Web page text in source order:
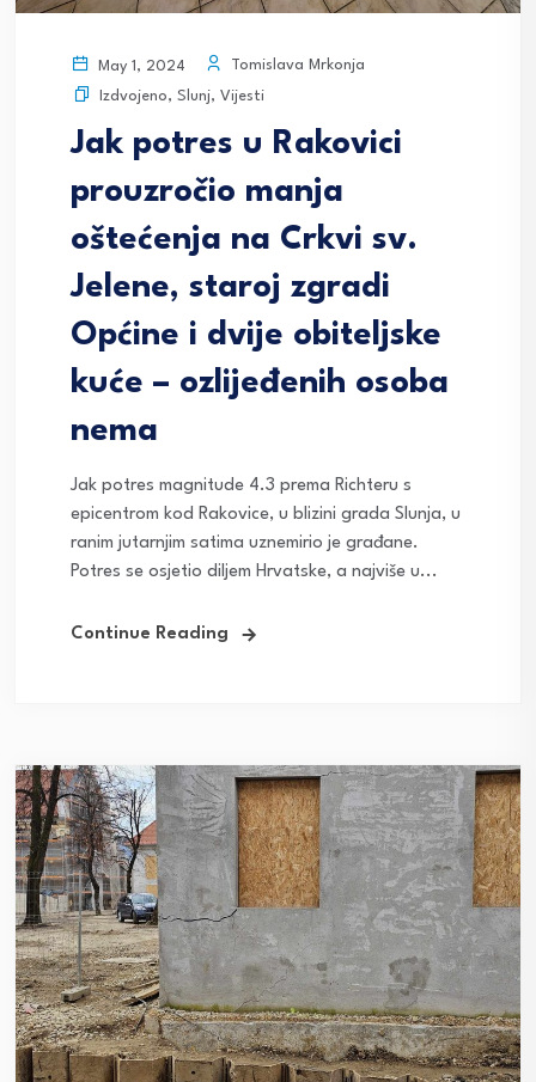
May 1, 2024
Tomislava Mrkonja
Izdvojeno, Slunj, Vijesti
Jak potres u Rakovici
prouzročio manja
oštećenja na Crkvi sv.
Jelene, staroj zgradi
Općine i dvije obiteljske
kuće – ozlijeđenih osoba
nema
Jak potres magnitude 4.3 prema Richteru s
epicentrom kod Rakovice, u blizini grada Slunja, u
ranim jutarnjim satima uznemirio je građane.
Potres se osjetio diljem Hrvatske, a najviše u...
Continue Reading